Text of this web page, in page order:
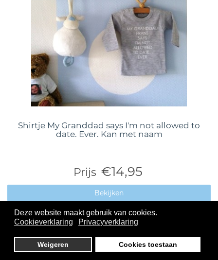
Deze website maakt gebruik van cookies.
Cookieverklaring
Privacyverklaring
Weigeren Cookies toestaan
Shirtje My Granddad says I'm not allowed to
date. Ever. Kan met naam
Prijs €14,95
Bekijken